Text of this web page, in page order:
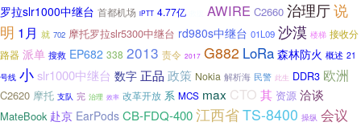
罗拉slr1000中继台 首都机场 iPTT 4.77亿 AWIRE C2660 治理厅说
明 1月 就 702 摩托罗拉slr5300中继台 rd980s中继台 01L09 沙漠 楼梯 接收分
路器 派单 搜救 EP682 338 2013 责令 2017 G882 LoRa 森林防火 概述 21
号线 小 slr1000中继台 数字 正品 政策 Nokia 解析海 民警 此生 DDR3 欧洲
C2620 摩托 支队 完 治理 效率 改革开放 系 MCS max CTO 其 资源 洽谈
MateBook 赴京 EarPods CB-FDQ-400江西省TS-8400 操纵 会议